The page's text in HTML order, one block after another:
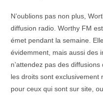
N’oublions pas non plus,
diffusion radio. Worthy FM
émet pendant la semaine.
évidemment, mais aussi des
n’attendez pas des
les droits sont exclusivement
pour ceux qui sont sur site,